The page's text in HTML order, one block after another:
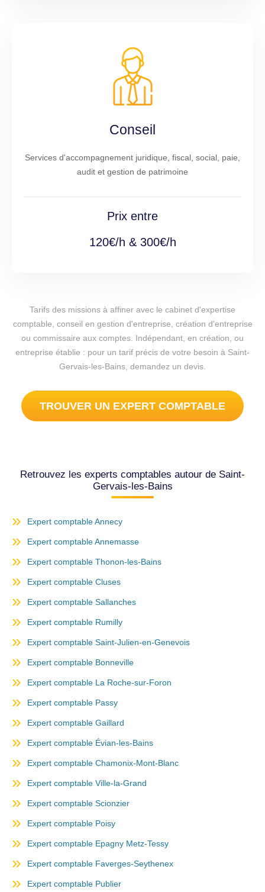
Conseil
Services d'accompagnement juridique, fiscal, social, paie,
audit et gestion de patrimoine
Prix entre
120€/h & 300€/h
Tarifs des missions à affiner avec le cabinet d'expertise
comptable, conseil en gestion d'entreprise, création d'entreprise
ou commissaire aux comptes. Indépendant, en création, ou
entreprise établie : pour un tarif précis de votre besoin à Saint-
Gervais-les-Bains, demandez un devis.
TROUVER UN EXPERT COMPTABLE
Retrouvez les experts comptables autour de Saint-
Gervais-les-Bains
Expert comptable Annecy
Expert comptable Annemasse
Expert comptable Thonon-les-Bains
Expert comptable Cluses
Expert comptable Sallanches
Expert comptable Rumilly
Expert comptable Saint-Julien-en-Genevois
Expert comptable Bonneville
Expert comptable La Roche-sur-Foron
Expert comptable Passy
Expert comptable Gaillard
Expert comptable Évian-les-Bains
Expert comptable Chamonix-Mont-Blanc
Expert comptable Ville-la-Grand
Expert comptable Scionzier
Expert comptable Poisy
Expert comptable Epagny Metz-Tessy
Expert comptable Faverges-Seythenex
Expert comptable Publier